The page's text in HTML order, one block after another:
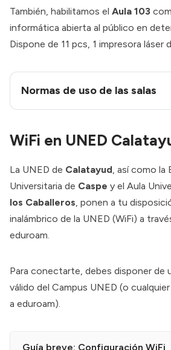
También, habilitamos el Aula 103
informática abierta al público en
Dispone de 11 pcs, 1 impresora láser
Normas de uso de las salas
El uso de los equipos, está
de otras universidades.
previamente, identicándose
estudiante.
El uso de los equipos es
exclusivamente
renovarla.
WiFi en UNED
La UNED de Calatayud, así como la
Universitaria de Caspe y el Aula
los Caballeros, ponen a tu
inalámbrico de la UNED (WiFi) a
eduroam.
Para conectarte, debes disponer de
válido del Campus UNED (o
a eduroam).
Guía breve: Configuración WiFi